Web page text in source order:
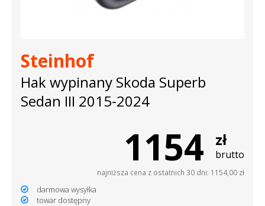
Steinhof
Hak wypinany Skoda Superb
Sedan III 2015-2024
1154 zł
brutto
najniższa cena z ostatnich 30 dni: 1154,00 zł
darmowa wysyłka
towar dostępny